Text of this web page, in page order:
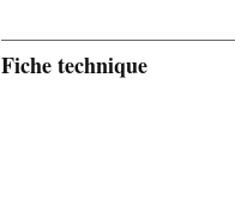
Fiche technique